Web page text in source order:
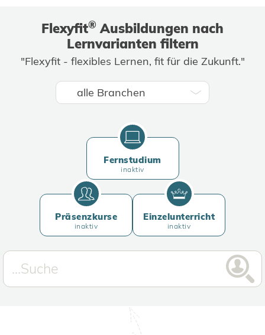
Flexyfit® Ausbildungen nach
Lernvarianten filtern
"Flexyfit - flexibles Lernen, fit für die Zukunft."
Fernstudium
inaktiv
Präsenzkurse
inaktiv
Einzelunterricht
inaktiv